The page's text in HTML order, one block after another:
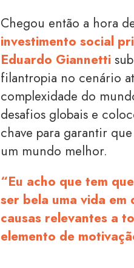
Chegou então a hora
investimento social
Eduardo Giannetti
filantropia no cenário
complexidade do
desafios globais e
chave para garantir
um mundo melhor.
“Eu acho que tem
ser bela uma vida
causas relevantes a
elemento de